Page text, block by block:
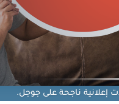
إعلانية ناجحة على جوجل.